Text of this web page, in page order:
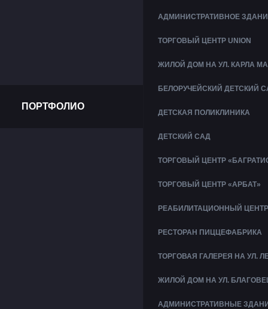
ПОРТФОЛИО
АДМИНИСТРАТИВНОЕ
ТОРГОВЫЙ ЦЕНТР UNION
ЖИЛОЙ ДОМ НА УЛ. КАРЛА
БЕЛОРУЧЕЙСКИЙ ДЕТСКИЙ
ДЕТСКАЯ ПОЛИКЛИНИКА
ДЕТСКИЙ САД
ТОРГОВЫЙ ЦЕНТР
ТОРГОВЫЙ ЦЕНТР «АРБАТ»
РЕАБИЛИТАЦИОННЫЙ
РЕСТОРАН ПИЦЦЕФАБРИКА
ТОРГОВАЯ ГАЛЕРЕЯ НА УЛ.
ЖИЛОЙ ДОМ НА УЛ.
АДМИНИСТРАТИВНЫЕ